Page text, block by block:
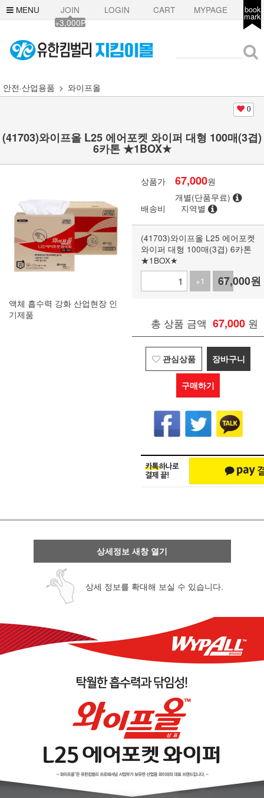
MENU
JOIN
+3,000P
LOGIN CART MYPAGE book
mark
안전·산업용품 와이프올
0
(41703)와이프올 L25 에어포켓 와이퍼 대형 100매(3겹)
6카톤 ★1BOX★
액체 흡수력 강화 산업현장 인
기제품
상품가 67,000원
배송비
개별(단품무료)
지역별
(41703)와이프올 L25 에어포켓
와이퍼 대형 100매(3겹) 6카톤
★1BOX★
+1
-1
67,000원
총 상품 금액 67,000 원
관심상품 장바구니
구매하기
상세정보 새창 열기
상세 정보를 확대해 보실 수 있습니다.